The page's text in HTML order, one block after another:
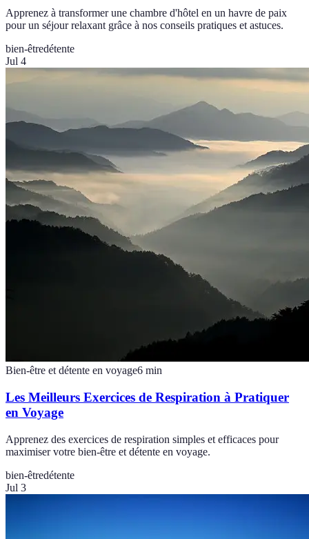
Apprenez à transformer une chambre d'hôtel en un havre de paix
pour un séjour relaxant grâce à nos conseils pratiques et astuces.
bien-êtredétente
Jul 4
Bien-être et détente en voyage6 min
Les Meilleurs Exercices de Respiration à Pratiquer
en Voyage
Apprenez des exercices de respiration simples et efficaces pour
maximiser votre bien-être et détente en voyage.
bien-êtredétente
Jul 3